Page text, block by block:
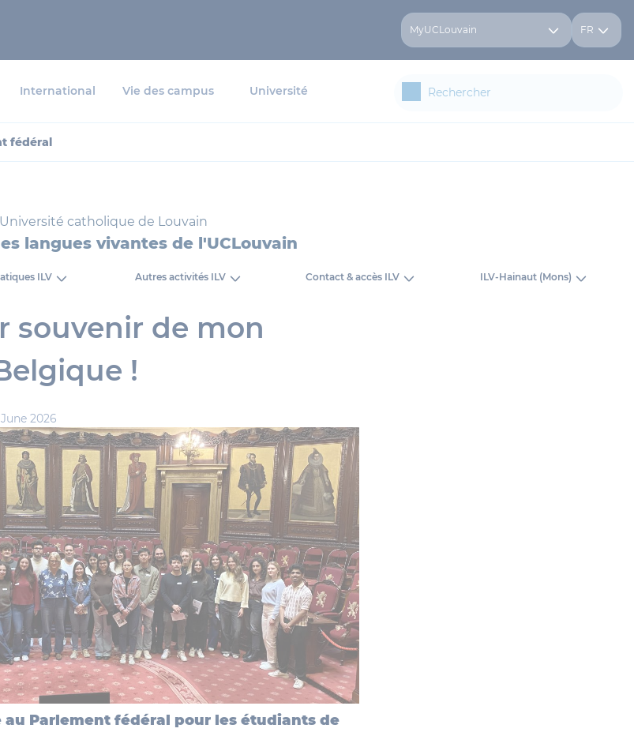
MyUCLouvain FR
International Vie des campus Université
fédéral
Université catholique de Louvain
langues vivantes de l'UCLouvain
ILV Autres activités ILV Contact & accès ILV ILV-Hainaut (Mons)
souvenir de mon
!
2026
Parlement fédéral pour les étudiants de